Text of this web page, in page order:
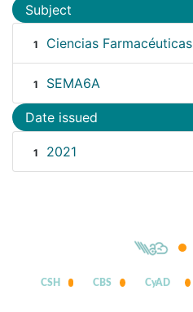
Subject
1 Ciencias Farmacéuticas
1 SEMA6A
Date issued
1 2021
CSH CBS CyAD